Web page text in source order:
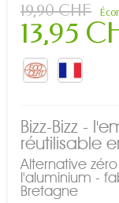
19,90 CHF
13,95
Bizz-Bizz -
réutilisable
Alternative
l'aluminium -
Bretagne